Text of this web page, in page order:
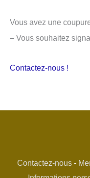
Vous avez une
– Vous souhaitez
Contactez-nous !
Contactez-nous-